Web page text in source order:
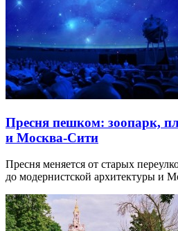
Пресня пешком: зоопарк,
и Москва-Сити
Пресня меняется от старых
до модернистской архитектуры и